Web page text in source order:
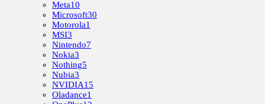
Meta10
Microsoft30
Motorola1
MSI3
Nintendo7
Nokia3
Nothing5
Nubia3
NVIDIA15
Oladance1